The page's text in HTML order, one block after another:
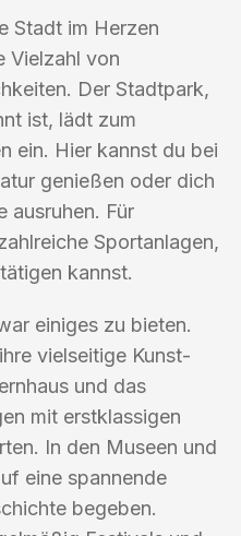
Stadt im Herzen
Vielzahl von
Der Stadtpark,
ist, lädt zum
ein. Hier kannst du bei
genießen oder dich
ausruhen. Für
Sportanlagen,
kannst.
einiges zu bieten.
vielseitige Kunst-
und das
mit erstklassigen
In den Museen und
eine spannende
begeben.